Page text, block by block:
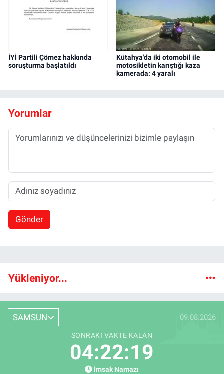
İYİ Partili Çömez hakkında
soruşturma başlatıldı
Kütahya'da iki otomobil ile
motosikletin karıştığı kaza
kamerada: 4 yaralı
Yorumlar
Gönder
Yükleniyor...
SAMSUN 09.08.2026
SONRAKI VAKTE KALAN
04:22:19
İmsak Namazı